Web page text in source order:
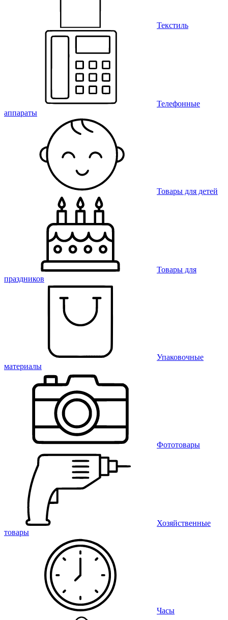
Текстиль
Телефонные
аппараты
Товары для детей
Товары для
праздников
Упаковочные
материалы
Фототовары
Хозяйственные
товары
Часы